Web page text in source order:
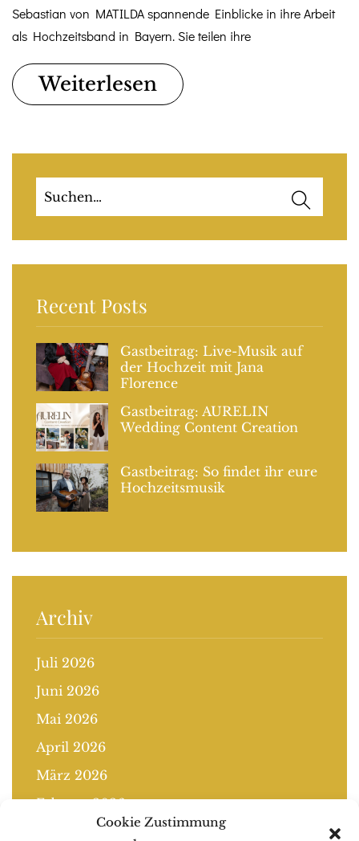
Cookie Zustimmung
Sebastian von MATILDA spannende Einblicke in ihre Arbeit
als Hochzeitsband in Bayern. Sie teilen ihre
Weiterlesen
Recent Posts
Gastbeitrag: Live-Musik auf
der Hochzeit mit Jana
Florence
Gastbeitrag: AURELIN
Wedding Content Creation
Gastbeitrag: So findet ihr eure
Hochzeitsmusik
Archiv
Juli 2026
Juni 2026
Mai 2026
April 2026
März 2026
Februar 2026
Januar 2026